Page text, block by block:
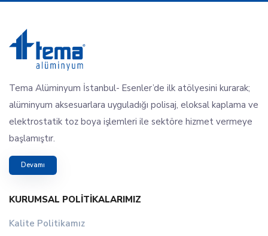
Tema Alüminyum İstanbul- Esenler’de ilk atölyesini kurarak;
alüminyum aksesuarlara uyguladığı polisaj, eloksal kaplama ve
elektrostatik toz boya işlemleri ile sektöre hizmet vermeye
başlamıştır.
Devamı
KURUMSAL POLITIKALARIMIZ
Kalite Politikamız